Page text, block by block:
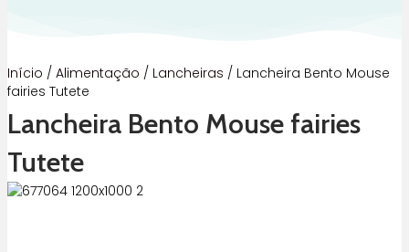
Início / Alimentação / Lancheiras / Lancheira Bento Mouse
fairies Tutete
Lancheira Bento Mouse fairies
Tutete